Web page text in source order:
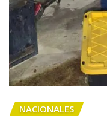
NACIONALES